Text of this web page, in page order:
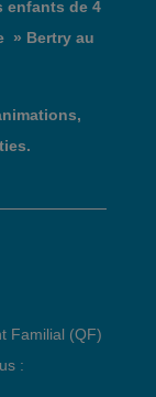
enfants de 4
» Bertry au
Familial (QF)
: